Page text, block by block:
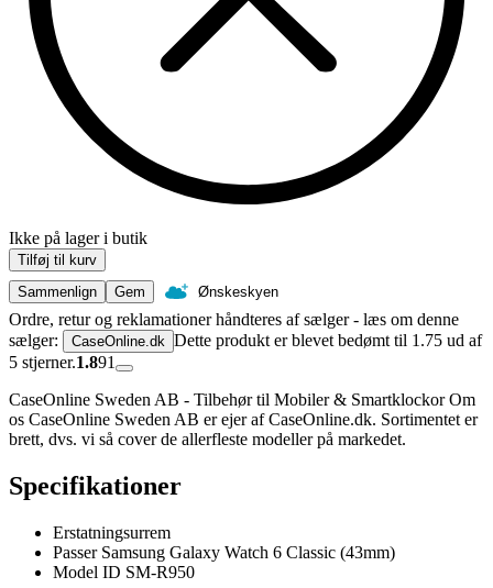
Ikke på lager i butik
Tilføj til kurv
Sammenlign
Gem Ønskeskyen
Ordre, retur og reklamationer håndteres af sælger - læs om denne
sælger:
CaseOnline.dk Dette produkt er blevet bedømt til 1.75 ud af
5 stjerner.1.891
CaseOnline Sweden AB - Tilbehør til Mobiler & Smartklockor Om
os CaseOnline Sweden AB er ejer af CaseOnline.dk. Sortimentet er
brett, dvs. vi så cover de allerfleste modeller på markedet.
Specifikationer
Erstatningsurrem
Passer Samsung Galaxy Watch 6 Classic (43mm)
Model ID SM-R950